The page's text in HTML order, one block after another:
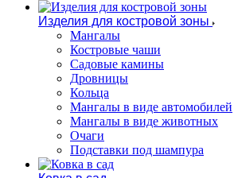
Изделия для костровой зоны
Мангалы
Костровые чаши
Садовые камины
Дровницы
Кольца
Мангалы в виде автомобилей
Мангалы в виде животных
Очаги
Подставки под шампура